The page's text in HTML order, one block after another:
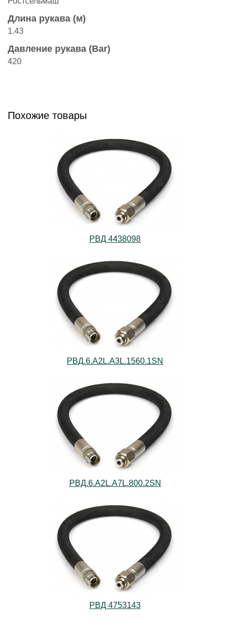
Длина рукава (м)
1.43
Давление рукава (Bar)
420
Похожие товары
РВД 4438098
РВД.6.А2L.А3L.1560.1SN
РВД.6.А2L.А7L.800.2SN
РВД 4753143